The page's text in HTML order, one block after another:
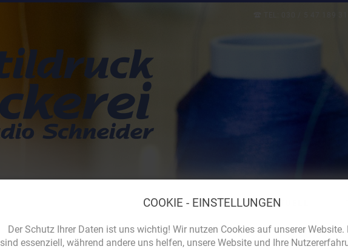
START / AKTUELL
COOKIE - EINSTELLUNGEN
Der Schutz Ihrer Daten ist uns wichtig! Wir nutzen Cookies auf unserer Website.
sind essenziell, während andere uns helfen, unsere Website und Ihre